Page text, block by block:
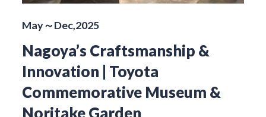
May～Dec,2025
Nagoya’s Craftsmanship &
Innovation | Toyota
Commemorative Museum &
Noritake Garden